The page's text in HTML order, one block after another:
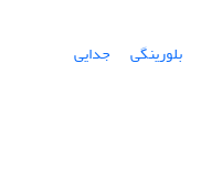
بلورینگی جدایی